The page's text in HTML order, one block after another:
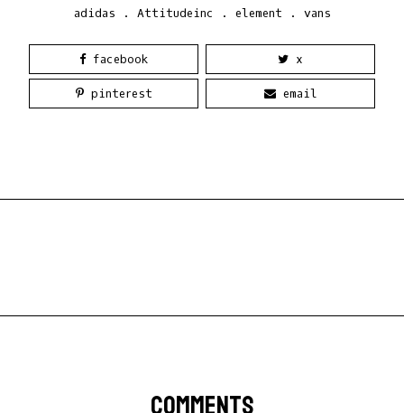
adidas . Attitudeinc . element . vans
facebook x
pinterest email
COMMENTS